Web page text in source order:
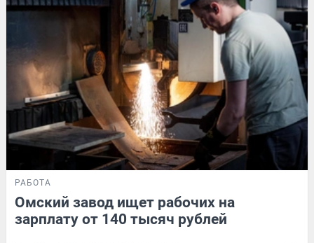
РАБОТА
Омский завод ищет рабочих на
зарплату от 140 тысяч рублей